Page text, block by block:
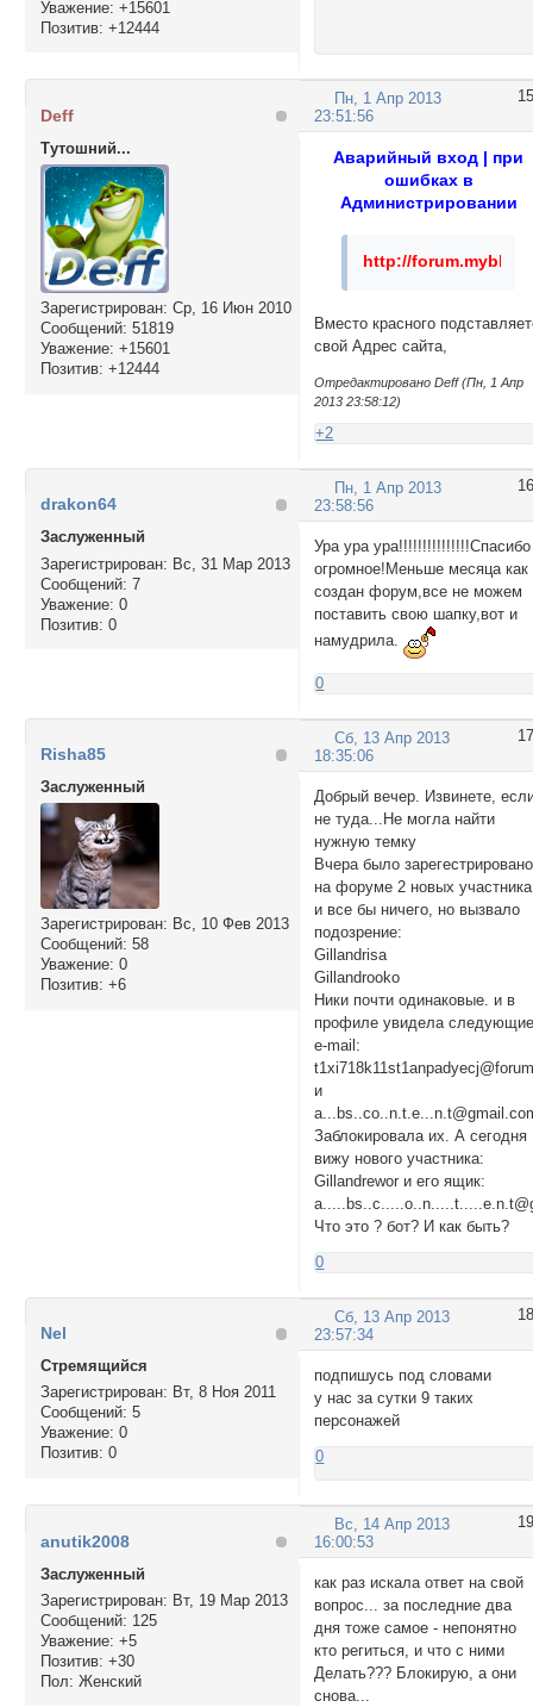
Уважение: +15601
Позитив: +12444
15
Пн, 1 Апр 2013
23:51:56
Deff
Тутошний...
Зарегистрирован: Ср, 16 Июн 2010
Сообщений: 51819
Уважение: +15601
Позитив: +12444
Аварийный вход | при
ошибках в
Администрировании
http://
Вместо красного
свой Адрес сайта,
Отредактировано Deff (Пн, 1 Апр
2013 23:58:12)
+2
16
Пн, 1 Апр 2013
23:58:56
drakon64
Заслуженный
Зарегистрирован: Вс, 31 Мар 2013
Сообщений: 7
Уважение: 0
Позитив: 0
Ура ура ура!!!!!!!!!!!!!!!Спасибо
огромное!Меньше месяца как
создан форум,все не можем
поставить свою шапку,вот и
намудрила.
0
17
Сб, 13 Апр 2013
18:35:06
Risha85
Заслуженный
Зарегистрирован: Вс, 10 Фев 2013
Сообщений: 58
Уважение: 0
Позитив: +6
Добрый вечер. Извинете,
не туда...Не могла найти
нужную темку
Вчера было зарегестрировано
на форуме 2 новых участника
и все бы ничего, но вызвало
подозрение:
Gillandrisa
Gillandrooko
Ники почти одинаковые. и в
профиле увидела
e-mail:
и
Заблокировала их. А сегодня
вижу нового участника:
Gillandrewor и его ящик:
Что это ? бот? И как быть?
0
18
Сб, 13 Апр 2013
23:57:34
Nel
Стремящийся
Зарегистрирован: Вт, 8 Ноя 2011
Сообщений: 5
Уважение: 0
Позитив: 0
подпишусь под словами
у нас за сутки 9 таких
персонажей
0
19
Вс, 14 Апр 2013
16:00:53
anutik2008
Заслуженный
Зарегистрирован: Вт, 19 Мар 2013
Сообщений: 125
Уважение: +5
Позитив: +30
Пол: Женский
как раз искала ответ на свой
вопрос... за последние два
дня тоже самое - непонятно
кто региться, и что с ними
Делать??? Блокирую, а они
снова...